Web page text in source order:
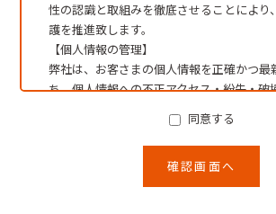
性の認識と取組みを徹底させることにより
護を推進致します。
【個人情報の管理】
弊社は、お客さまの個人情報を正確かつ最
ち、個人情報への不正アクセス・紛失・破
理体制の整備・社員教育の徹底等の必要な
全対策を実施し個人情報の厳重な管理を行
【個人情報の利用目的】
本ウェブサイトでは、お客様からのお問い
同意する